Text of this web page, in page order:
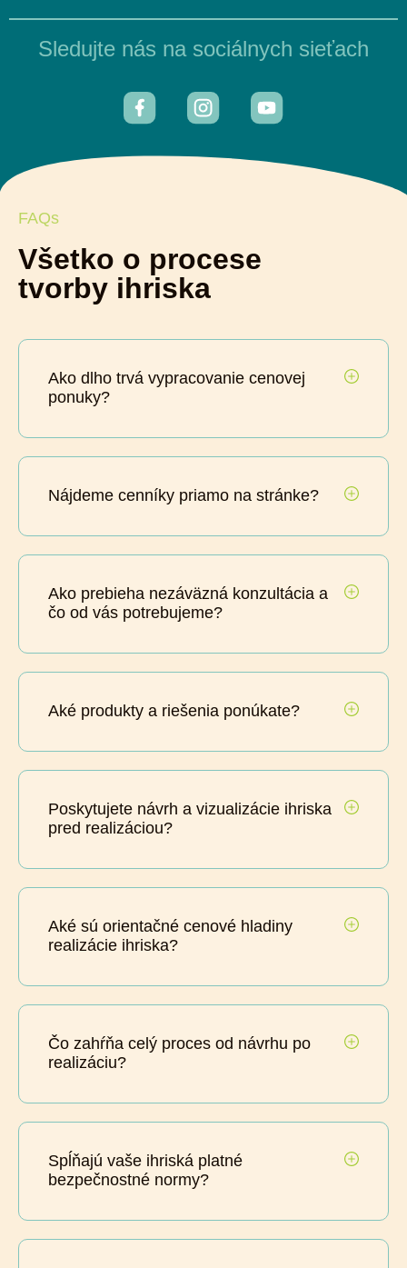
Sledujte nás na sociálnych sieťach
FAQs
Všetko o procese
tvorby ihriska
Ako dlho trvá vypracovanie cenovej
ponuky?
Nájdeme cenníky priamo na stránke?
Ako prebieha nezáväzná konzultácia a
čo od vás potrebujeme?
Aké produkty a riešenia ponúkate?
Poskytujete návrh a vizualizácie ihriska
pred realizáciou?
Aké sú orientačné cenové hladiny
realizácie ihriska?
Čo zahŕňa celý proces od návrhu po
realizáciu?
Spĺňajú vaše ihriská platné
bezpečnostné normy?